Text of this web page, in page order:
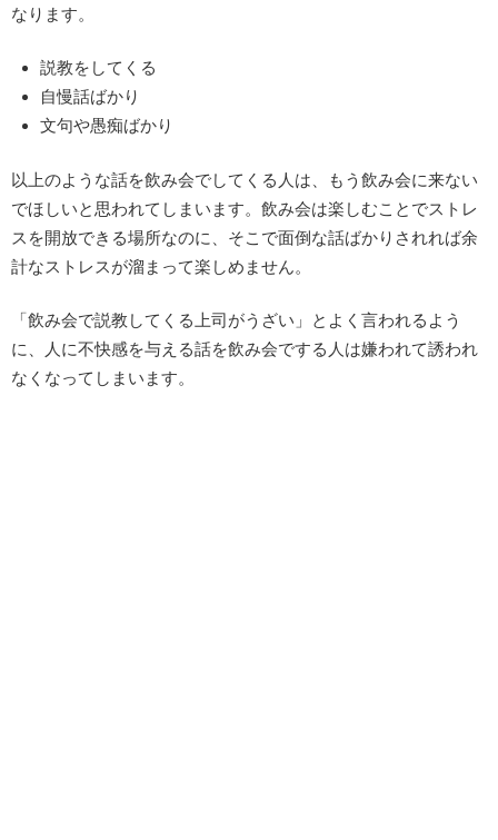
なります。
説教をしてくる
自慢話ばかり
文句や愚痴ばかり
以上のような話を飲み会でしてくる人は、もう飲み会に来ない
でほしいと思われてしまいます。飲み会は楽しむことでストレ
スを開放できる場所なのに、そこで面倒な話ばかりされれば余
計なストレスが溜まって楽しめません。
「飲み会で説教してくる上司がうざい」とよく言われるよう
に、人に不快感を与える話を飲み会でする人は嫌われて誘われ
なくなってしまいます。